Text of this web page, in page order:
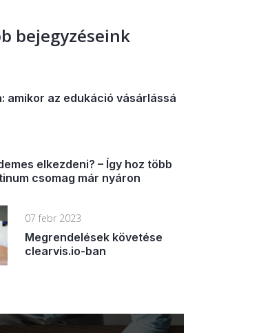
bejegyzéseink
amikor az edukáció vásárlássá
elkezdeni? – Így hoz több
csomag már nyáron
07 febr 2023
Megrendelések követése
clearvis.io-ban